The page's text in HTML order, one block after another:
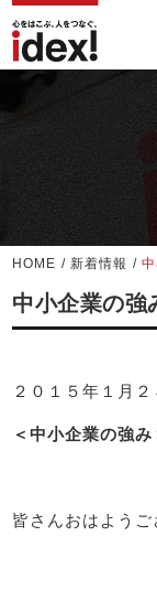
HOME /新着情報 /
中小企業の強
２０１５年１月
＜中小企業の強み
皆さんおはようご